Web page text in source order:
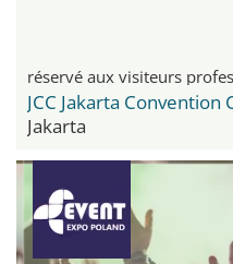
réservé aux visiteurs
JCC Jakarta Convention
Jakarta